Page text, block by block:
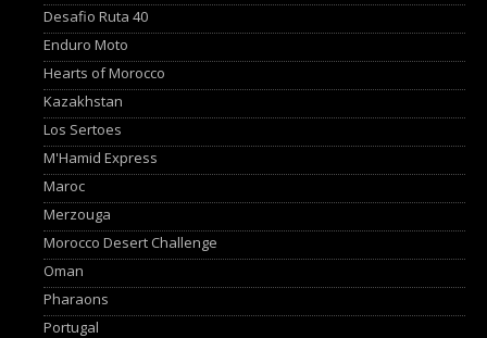
Desafio Ruta 40
Enduro Moto
Hearts of Morocco
Kazakhstan
Los Sertoes
M'Hamid Express
Maroc
Merzouga
Morocco Desert Challenge
Oman
Pharaons
Portugal